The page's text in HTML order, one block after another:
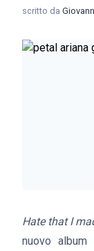
scritto da
Hate that I
nuovo